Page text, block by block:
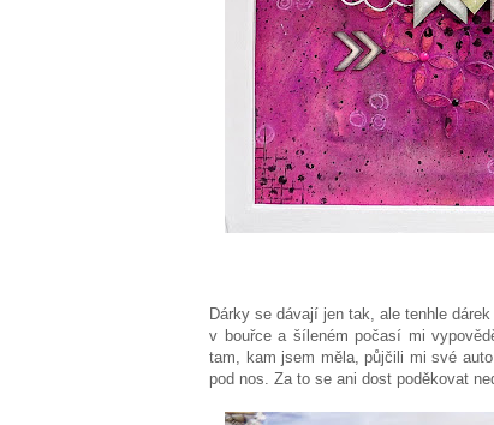
Dárky se dávají jen tak, ale tenhle
v bouřce a šíleném počasí mi
tam, kam jsem měla, půjčili mi své
pod nos. Za to se ani dost poděkovat